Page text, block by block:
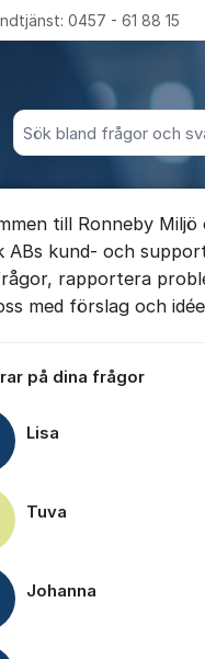
Sök bland alla inlägg
0457 - 61 88 15
för inlägg/kommentar
till Ronneby Miljö
ABs kund- och
rapportera
med förslag och
på dina frågor
Lisa
Tuva
Johanna